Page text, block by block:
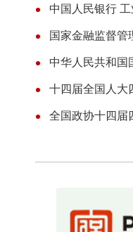
十四届全国人大
全国政协十四届